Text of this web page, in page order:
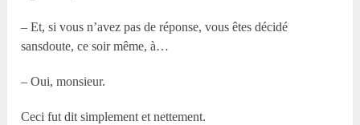
– Et, si vous n’avez pas de réponse, vous êtes décidé
sansdoute, ce soir même, à…
– Oui, monsieur.
Ceci fut dit simplement et nettement.